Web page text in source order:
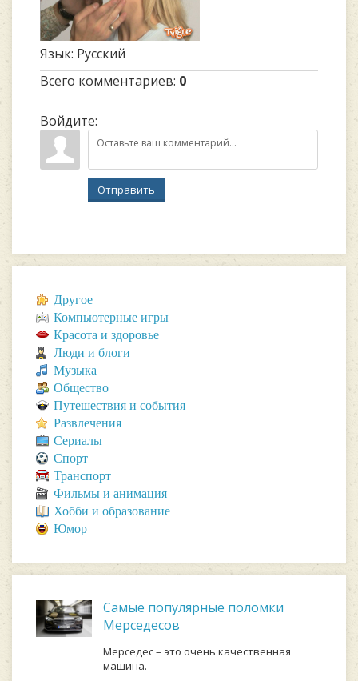
Язык: Русский
Всего комментариев: 0
Войдите:
Отправить
Другое
Компьютерные игры
Красота и здоровье
Люди и блоги
Музыка
Общество
Путешествия и события
Развлечения
Сериалы
Спорт
Транспорт
Фильмы и анимация
Хобби и образование
Юмор
Самые популярные поломки
Мерседесов
Мерседес – это очень качественная
машина.